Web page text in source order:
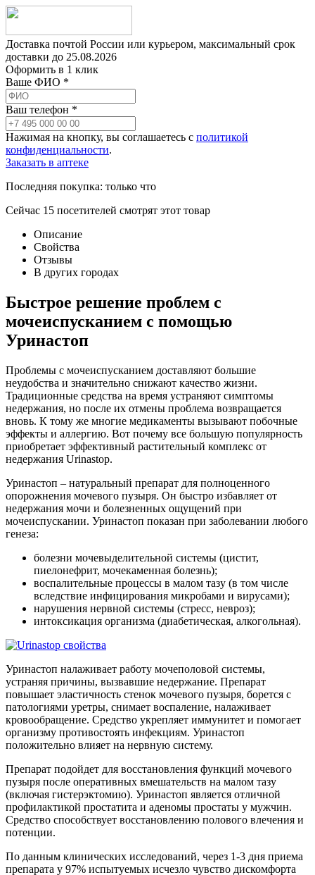
Доставка почтой России или курьером, максимальный срок
доставки до 25.08.2026
Оформить в 1 клик
Ваше ФИО *
Ваш телефон *
Нажимая на кнопку, вы соглашаетесь с политикой
конфиденциальности.
Заказать в аптеке
Последняя покупка: только что
Сейчас 15 посетителей смотрят этот товар
Описание
Свойства
Отзывы
В других городах
Быстрое решение проблем с
мочеиспусканием с помощью
Уринастоп
Проблемы с мочеиспусканием доставляют большие
неудобства и значительно снижают качество жизни.
Традиционные средства на время устраняют симптомы
недержания, но после их отмены проблема возвращается
вновь. К тому же многие медикаменты вызывают побочные
эффекты и аллергию. Вот почему все большую популярность
приобретает эффективный растительный комплекс от
недержания Urinаstop.
Уринастоп – натуральный препарат для полноценного
опорожнения мочевого пузыря. Он быстро избавляет от
недержания мочи и болезненных ощущений при
мочеиспускании. Уринастоп показан при заболевании любого
генеза:
болезни мочевыделительной системы (цистит,
пиелонефрит, мочекаменная болезнь);
воспалительные процессы в малом тазу (в том числе
вследствие инфицирования микробами и вирусами);
нарушения нервной системы (стресс, невроз);
интоксикация организма (диабетическая, алкогольная).
Уринастоп налаживает работу мочеполовой системы,
устраняя причины, вызвавшие недержание. Препарат
повышает эластичность стенок мочевого пузыря, борется с
патологиями уретры, снимает воспаление, налаживает
кровообращение. Средство укрепляет иммунитет и помогает
организму противостоять инфекциям. Уринастоп
положительно влияет на нервную систему.
Препарат подойдет для восстановления функций мочевого
пузыря после оперативных вмешательств на малом тазу
(включая гистерэктомию). Уринастоп является отличной
профилактикой простатита и аденомы простаты у мужчин.
Средство способствует восстановлению полового влечения и
потенции.
По данным клинических исследований, через 1-3 дня приема
препарата у 97% испытуемых исчезло чувство дискомфорта